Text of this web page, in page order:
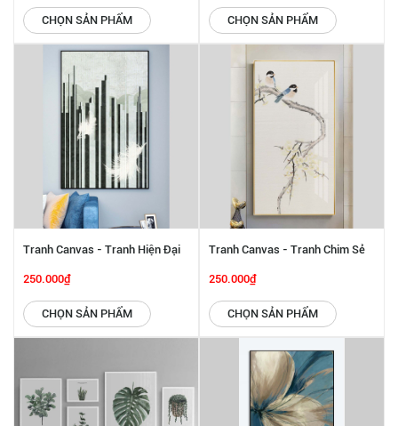
CHỌN SẢN PHẨM CHỌN SẢN PHẨM
Tranh Canvas - Tranh Hiện Đại
SGP 2432203
250.000₫
CHỌN SẢN PHẨM
Tranh Canvas - Tranh Chim Sẻ
Và Hoa Đào SGP 2432202
250.000₫
CHỌN SẢN PHẨM